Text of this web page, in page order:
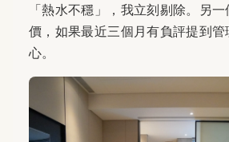
「熱水不穩」，我立刻剔除。另
價，如果最近三個月有負評提到
心。